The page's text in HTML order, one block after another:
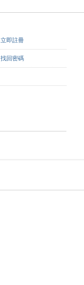
立即註冊
找回密碼